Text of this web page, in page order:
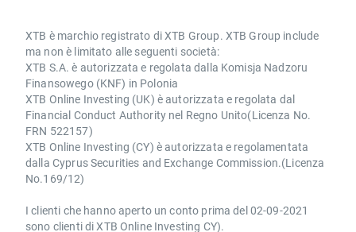
XTB è marchio registrato di XTB Group. XTB Group include
ma non è limitato alle seguenti società:
XTB S.A. è autorizzata e regolata dalla Komisja Nadzoru
Finansowego (KNF) in Polonia
XTB Online Investing (UK) è autorizzata e regolata dal
Financial Conduct Authority nel Regno Unito(Licenza No.
FRN 522157)
XTB Online Investing (CY) è autorizzata e regolamentata
dalla Cyprus Securities and Exchange Commission.(Licenza
No.169/12)
I clienti che hanno aperto un conto prima del 02-09-2021
sono clienti di XTB Online Investing CY).